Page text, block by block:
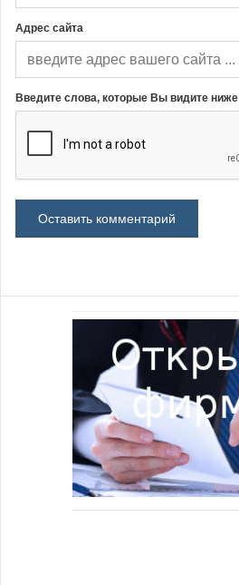
Адрес сайта
Введите слова, которые Вы видите ниже